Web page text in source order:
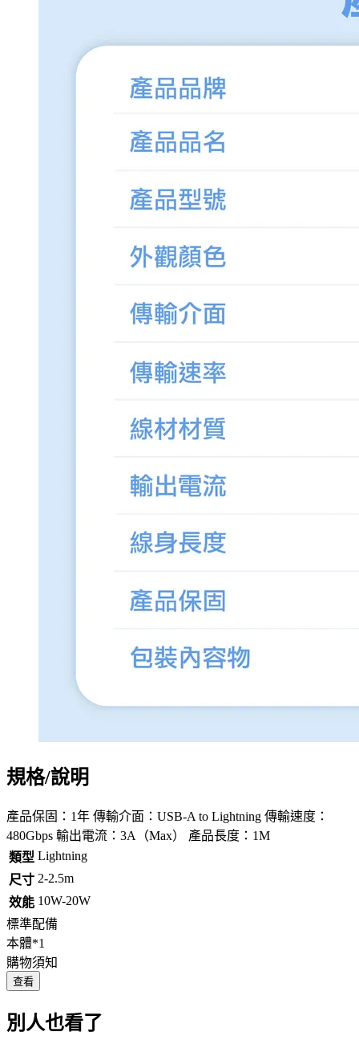
規格/說明
產品保固：1年 傳輸介面：USB-A to Lightning 傳輸速度：
480Gbps 輸出電流：3A（Max） 產品長度：1M
類型 Lightning
尺寸 2-2.5m
效能 10W-20W
標準配備
本體*1
購物須知
查看
別人也看了